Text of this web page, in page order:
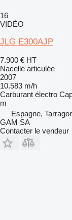
16
VIDÉO
JLG E300AJP
7.900 € HT
Nacelle articulée
2007
10.583 m/h
Carburant électro
m
Espagne,
GAM SA
Contacter le vendeur